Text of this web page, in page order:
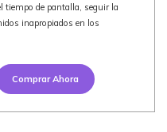
tiempo de pantalla, seguir la
inapropiados en los
Comprar Ahora